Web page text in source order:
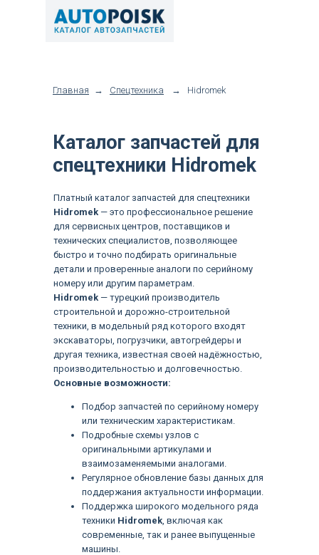
Главная Спецтехника
→ → Hidromek
Платный каталог запчастей для спецтехники
Hidromek — это профессиональное решение
для сервисных центров, поставщиков и
технических специалистов, позволяющее
быстро и точно подбирать оригинальные
детали и проверенные аналоги по серийному
номеру или другим параметрам.
Hidromek — турецкий производитель
строительной и дорожно-строительной
техники, в модельный ряд которого входят
экскаваторы, погрузчики, автогрейдеры и
другая техника, известная своей надёжностью,
производительностью и долговечностью.
Основные возможности:
Подбор запчастей по серийному номеру
или техническим характеристикам.
Подробные схемы узлов с
оригинальными артикулами и
взаимозаменяемыми аналогами.
Регулярное обновление базы данных для
поддержания актуальности информации.
Поддержка широкого модельного ряда
техники Hidromek, включая как
современные, так и ранее выпущенные
машины.
Каталог запчастей для
спецтехники Hidromek
Языки